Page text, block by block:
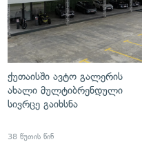
ქუთაისში ავტო გალერის
ახალი მულტიბრენდული
სივრცე გაიხსნა
38 წუთის წინ